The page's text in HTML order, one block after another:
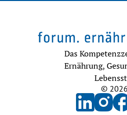
Das
Ernährung,
© 2026